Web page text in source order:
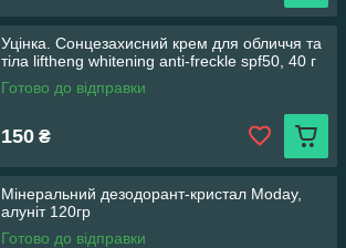
Уцінка. Сонцезахисний крем для обличчя та
тіла liftheng whitening anti-freckle spf50, 40 г
Готово до відправки
150 ₴
Мінеральний дезодорант-кристал Moday,
алуніт 120гр
Готово до відправки